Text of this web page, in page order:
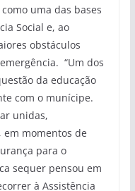
uma das bases
Social e, ao
obstáculos
“Um dos
da educação
com o munícipe.
unidas,
momentos de
para o
sequer pensou em
à Assistência